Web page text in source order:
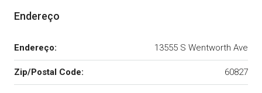
Endereço
Endereço: 13555 S Wentworth Ave
Zip/Postal Code: 60827